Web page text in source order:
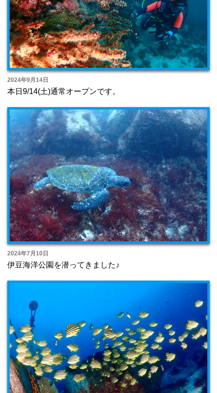
2024年9月14日
本日9/14(土)通常オープンです。
2024年7月10日
伊豆海洋公園を潜ってきました♪